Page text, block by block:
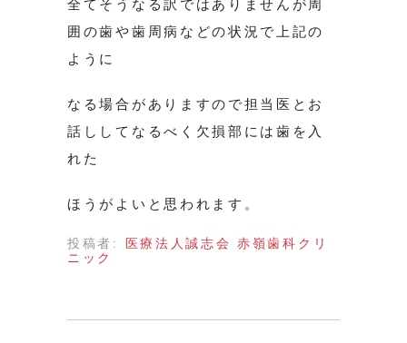
全てそうなる訳ではありませんが周
囲の歯や歯周病などの状況で上記の
ように
なる場合がありますので担当医とお
話ししてなるべく欠損部には歯を入
れた
ほうがよいと思われます。
投稿者:
医療法人誠志会 赤嶺歯科クリ
ニック